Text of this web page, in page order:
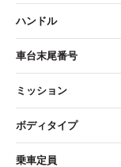
ハンドル
車台末尾番号
ミッション
ボディタイプ
乗車定員